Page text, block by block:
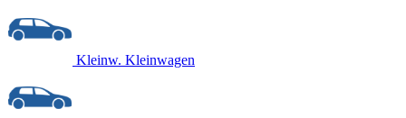
Kleinw. Kleinwagen